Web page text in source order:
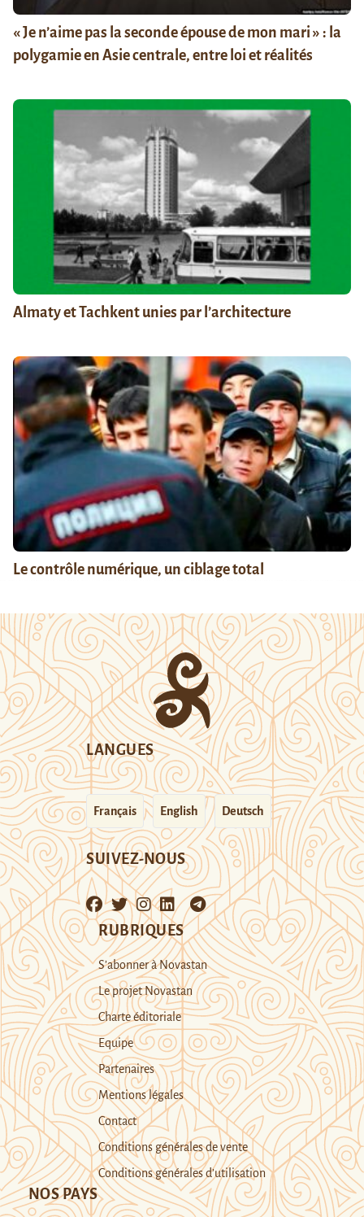
« Je n’aime pas la seconde épouse de mon mari » : la
polygamie en Asie centrale, entre loi et réalités
Almaty et Tachkent unies par l’architecture
Le contrôle numérique, un ciblage total
LANGUES
Français English Deutsch
SUIVEZ-NOUS
RUBRIQUES
S’abonner à Novastan
Le projet Novastan
Charte éditoriale
Equipe
Partenaires
Mentions légales
Contact
Conditions générales de vente
Conditions générales d’utilisation
NOS PAYS